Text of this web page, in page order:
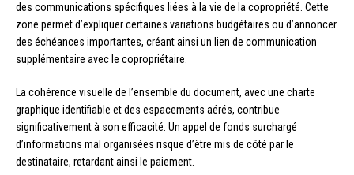
des communications spécifiques liées à la vie de la copropriété. Cette
zone permet d’expliquer certaines variations budgétaires ou d’annoncer
des échéances importantes, créant ainsi un lien de communication
supplémentaire avec le copropriétaire.
La cohérence visuelle de l’ensemble du document, avec une charte
graphique identifiable et des espacements aérés, contribue
significativement à son efficacité. Un appel de fonds surchargé
d’informations mal organisées risque d’être mis de côté par le
destinataire, retardant ainsi le paiement.